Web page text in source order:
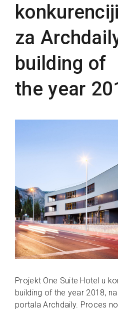
konkurenciji
za
building of
the year
Projekt One Suite Hotel u
building of the year 2018,
portala Archdaily. Proces